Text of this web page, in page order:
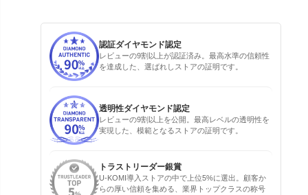
認証ダイヤモンド認定
レビューの9割以上が認証済み。最高水準の信頼性
を達成した、選ばれしストアの証明です。
透明性ダイヤモンド認定
レビューの9割以上を公開。最高レベルの透明性を
実現した、模範となるストアの証明です。
トラストリーダー銀賞
U-KOMI導入ストアの中で上位5%に選出。顧客か
らの厚い信頼を集める、業界トップクラスの称号